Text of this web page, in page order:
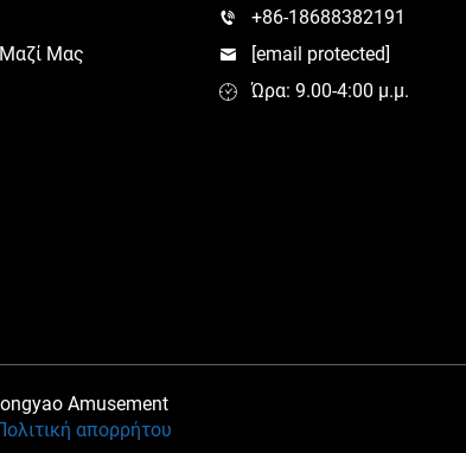
Μας
+86-18688382191
[email protected]
Ώρα: 9.00-4:00 μ.μ.
Amusement
απορρήτου